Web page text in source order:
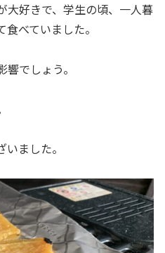
大好きで、学生の頃、一人暮
べていました。
でしょう。
ました。